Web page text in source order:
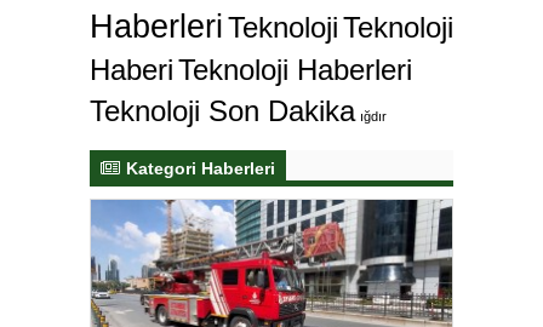
HaberleriTeknolojiTeknoloji
HaberiTeknoloji Haberleri
Teknoloji Son Dakika ığdır
Kategori Haberleri